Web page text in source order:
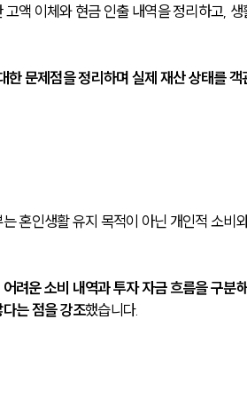
액 이체와 현금 인출 내역을 정리하고,
한 문제점을 정리하며 실제 재산 상태를
혼인생활 유지 목적이 아닌 개인적 소비
려운 소비 내역과 투자 자금 흐름을 구분
는 점을 강조했습니다.